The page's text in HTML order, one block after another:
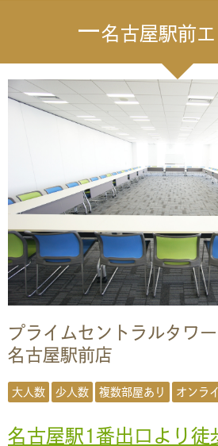
ー名古屋駅前
プライムセントラルタワー
名古屋駅前店
大人数 少人数 複数部屋あり オンラ
名古屋駅1 番出口より 徒